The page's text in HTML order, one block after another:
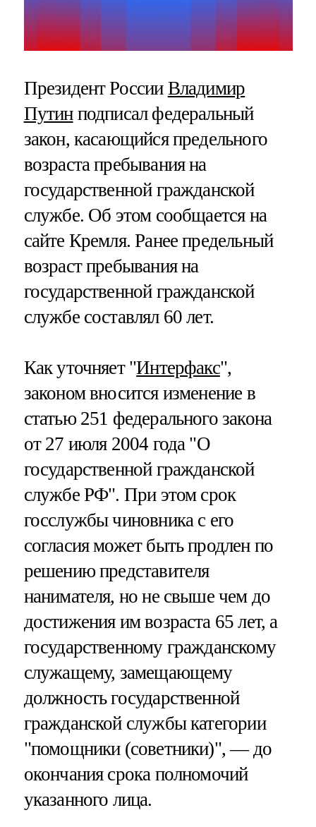
Президент России Владимир
Путинподписал федеральный
закон, касающийся предельного
возраста пребывания на
государственной гражданской
службе. Об этом сообщается на
сайте Кремля. Ранее предельный
возраст пребывания на
государственной гражданской
службе составлял 60 лет.
Как уточняет "Интерфакс",
законом вносится изменение в
статью 251 федерального закона
от 27 июля 2004 года "О
государственной гражданской
службе РФ". При этом срок
госслужбы чиновника с его
согласия может быть продлен по
решению представителя
нанимателя, но не свыше чем до
достижения им возраста 65 лет, а
государственному гражданскому
служащему, замещающему
должность государственной
гражданской службы категории
"помощники (советники)", — до
окончания срока полномочий
указанного лица.